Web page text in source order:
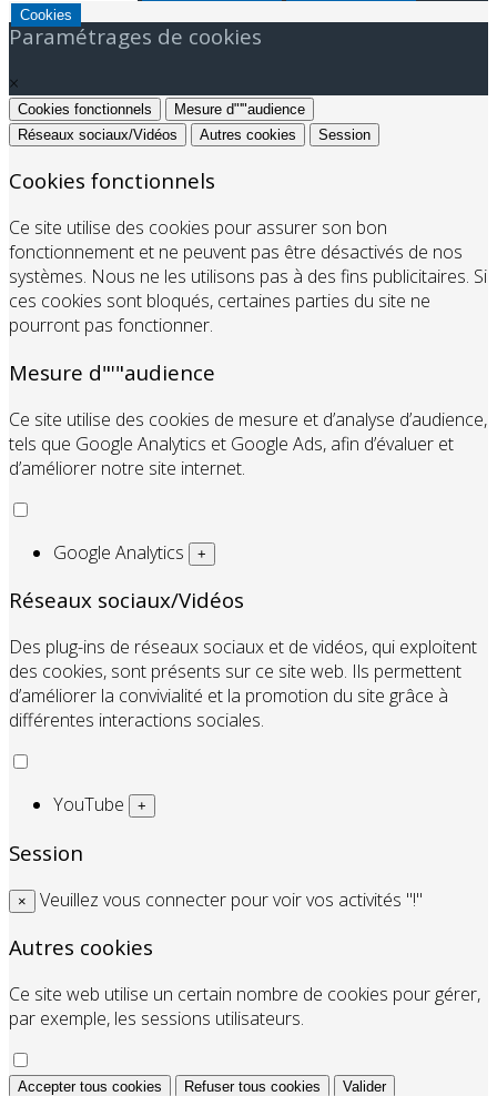
Cookies
Paramétrages de cookies
×
Cookies fonctionnels
Mesure d"'"audience
Réseaux sociaux/Vidéos
Autres cookies Session
Cookies fonctionnels
Ce site utilise des cookies pour assurer son bon
fonctionnement et ne peuvent pas être désactivés de nos
systèmes. Nous ne les utilisons pas à des fins publicitaires. Si
ces cookies sont bloqués, certaines parties du site ne
pourront pas fonctionner.
Mesure d"'"audience
Ce site utilise des cookies de mesure et d’analyse d’audience,
tels que Google Analytics et Google Ads, afin d’évaluer et
d’améliorer notre site internet.
Google Analytics +
Réseaux sociaux/Vidéos
Des plug-ins de réseaux sociaux et de vidéos, qui exploitent
des cookies, sont présents sur ce site web. Ils permettent
d’améliorer la convivialité et la promotion du site grâce à
différentes interactions sociales.
YouTube +
Session
× Veuillez vous connecter pour voir vos activités "!"
Autres cookies
Ce site web utilise un certain nombre de cookies pour gérer,
par exemple, les sessions utilisateurs.
Accepter tous cookies Refuser tous cookies Valider